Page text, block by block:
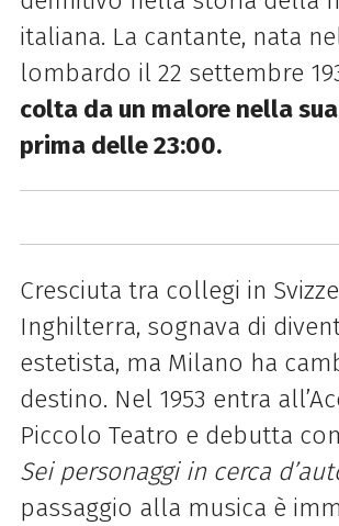
italiana. La cantante, nata
lombardo il 22 settembre
colta da un malore nella
prima delle 23:00.
Cresciuta tra collegi in
Inghilterra, sognava di
estetista, ma Milano ha
destino. Nel 1953 entra
Piccolo Teatro e debutta
Sei personaggi in cerca
passaggio alla musica è